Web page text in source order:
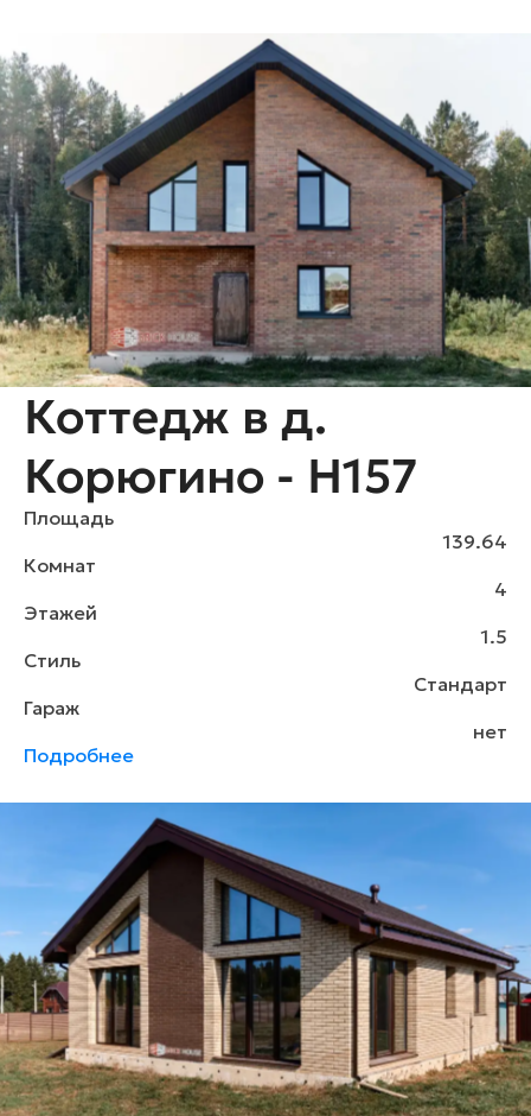
Коттедж в д.
Корюгино - H157
Площадь
139.64
Комнат
4
Этажей
1.5
Стиль
Стандарт
Гараж
нет
Подробнее